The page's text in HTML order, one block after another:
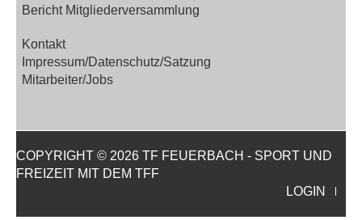
Bericht Mitgliederversammlung
Kontakt
Impressum/Datenschutz/Satzung
Mitarbeiter/Jobs
COPYRIGHT © 2026 TF FEUERBACH - SPORT UND
FREIZEIT MIT DEM TFF
LOGIN